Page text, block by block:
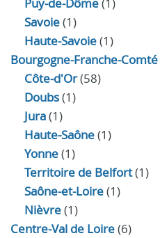
Savoie(1)
Haute-Savoie(1)
Bourgogne-Franche-Comté
Côte-d'Or(58)
Doubs(1)
Jura(1)
Haute‑Saône(1)
Yonne(1)
Territoire de Belfort(1)
Saône-et-Loire(1)
Nièvre(1)
Centre-Val de Loire(6)